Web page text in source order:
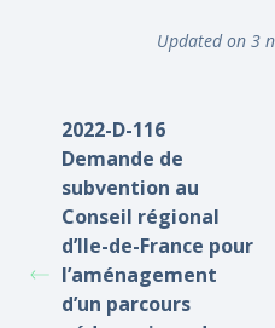
Updated on 3
2022-D-116
Demande de
subvention au
Conseil régional
d’Ile-de-France pour
l’aménagement
d’un parcours